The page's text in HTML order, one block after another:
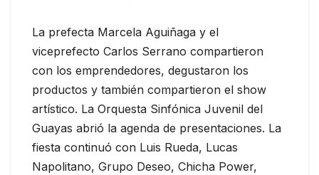
La prefecta Marcela Aguiñaga y el
viceprefecto Carlos Serrano compartieron
con los emprendedores, degustaron los
productos y también compartieron el show
artístico. La Orquesta Sinfónica Juvenil del
Guayas abrió la agenda de presentaciones. La
fiesta continuó con Luis Rueda, Lucas
Napolitano, Grupo Deseo, Chicha Power,